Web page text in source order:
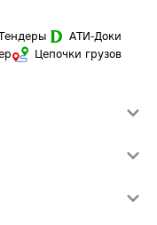
АТИ-Доки
Цепочки грузов